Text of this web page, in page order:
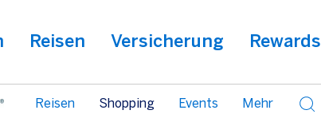
Reisen Versicherung Rewards
Reisen Shopping Events Mehr